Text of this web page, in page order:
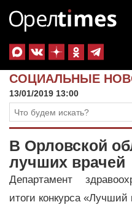
СОЦИАЛЬНЫЕ
13/01/2019 13:00
В Орловской
лучших врачей
Департамент
итоги конкурса «Лучший